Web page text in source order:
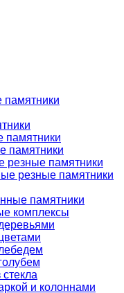
памятники
памятники
резные памятники
резные памятники
памятники
комплексы
и колоннами